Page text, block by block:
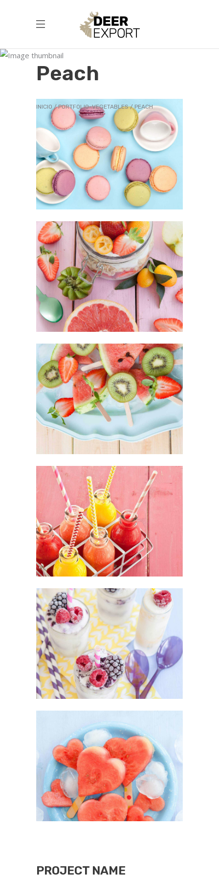
Peach
INICIO PORTFOLIO-VEGETABLES PEACH
PROJECT NAME